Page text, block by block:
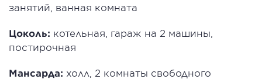
занятий, ванная комната
Цоколь: котельная, гараж на 2 машины,
постирочная
Мансарда: холл, 2 комнаты свободного